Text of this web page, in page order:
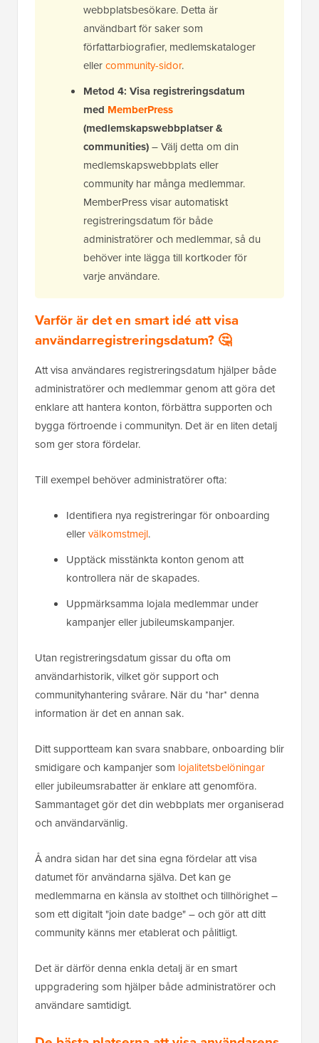
webbplatsbesökare. Detta är
användbart för saker som
författarbiografier, medlemskataloger
ellercommunity-sidor.
Metod 4: Visa registreringsdatum
med MemberPress
(medlemskapswebbplatser &
communities)– Välj detta om din
medlemskapswebbplats eller
community har många medlemmar.
MemberPress visar automatiskt
registreringsdatum för både
administratörer och medlemmar, så du
behöver inte lägga till kortkoder för
varje användare.
Varför är det en smart idé att visa
användarregistreringsdatum? 🤔
Att visa användares registreringsdatum hjälper både
administratörer och medlemmar genom att göra det
enklare att hantera konton, förbättra supporten och
bygga förtroende i communityn. Det är en liten detalj
som ger stora fördelar.
Till exempel behöver administratörer ofta:
Identifiera nya registreringar för onboarding
ellervälkomstmejl.
Upptäck misstänkta konton genom att
kontrollera när de skapades.
Uppmärksamma lojala medlemmar under
kampanjer eller jubileumskampanjer.
Utan registreringsdatum gissar du ofta om
användarhistorik, vilket gör support och
communityhantering svårare. När du *har* denna
information är det en annan sak.
Ditt supportteam kan svara snabbare, onboarding blir
smidigare och kampanjer som lojalitetsbelöningar
eller jubileumsrabatter är enklare att genomföra.
Sammantaget gör det din webbplats mer organiserad
och användarvänlig.
Å andra sidan har det sina egna fördelar att visa
datumet för användarna själva. Det kan ge
medlemmarna en känsla av stolthet och tillhörighet –
som ett digitalt "join date badge" – och gör att ditt
community känns mer etablerat och pålitligt.
Det är därför denna enkla detalj är en smart
uppgradering som hjälper både administratörer och
användare samtidigt.